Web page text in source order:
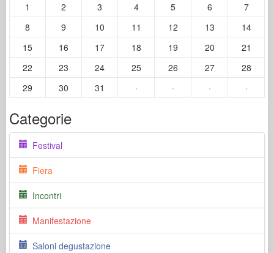
1
2 3 4 5 6
7
8
9 10 11 12 13
14
15
16 17 18 19 20
21
22
23 24 25 26 27
28
29
30 31 · · · ·
Categorie
Festival
Fiera
Incontri
Manifestazione
Saloni degustazione